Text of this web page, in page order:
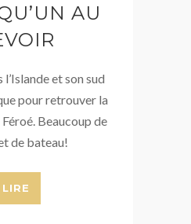
AU
et son sud
pour retrouver la
Beaucoup de
de bateau!
LIRE